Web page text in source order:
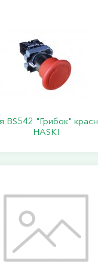
BS542 "Грибок"
HASKI